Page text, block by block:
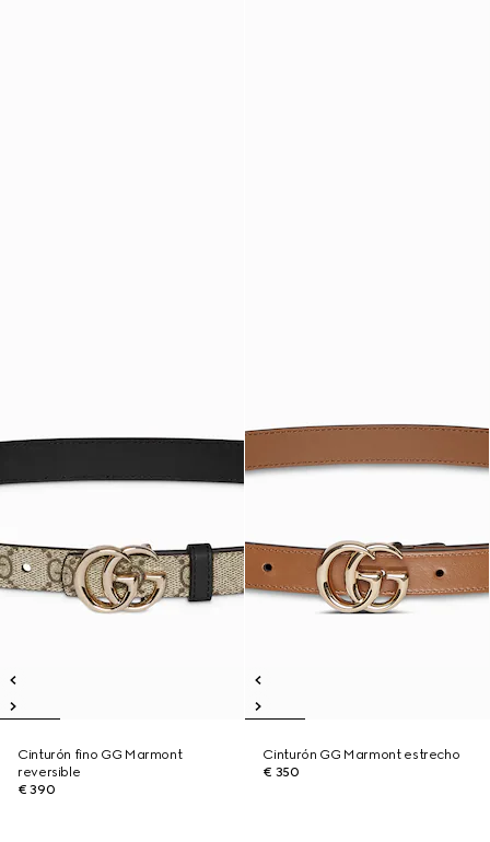
Cinturón fino GG Marmont
reversible
€ 390
Cinturón GG Marmont estrecho
€ 350